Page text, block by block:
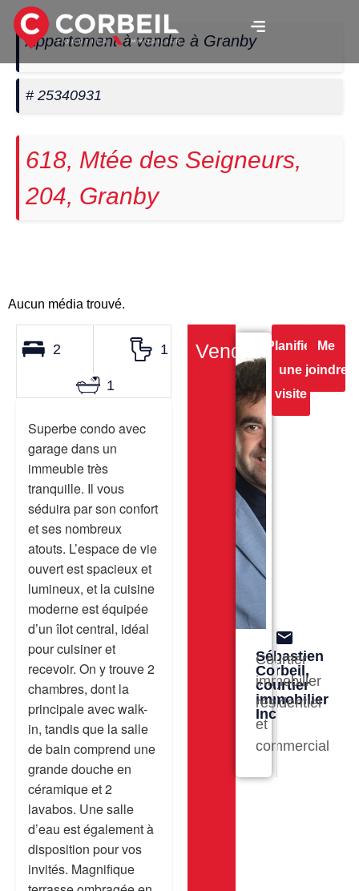
Appartement à vendre à Granby
# 25340931
618, Mtée des Seigneurs,
204, Granby
Aucun média trouvé.
2 1
1
Superbe condo avec
garage dans un
immeuble très
tranquille. Il vous
séduira par son confort
et ses nombreux
atouts. L’espace de vie
ouvert est spacieux et
lumineux, et la cuisine
moderne est équipée
d’un îlot central, idéal
pour cuisiner et
recevoir. On y trouve 2
chambres, dont la
principale avec walk-
in, tandis que la salle
de bain comprend une
grande douche en
céramique et 2
lavabos. Une salle
d’eau est également à
disposition pour vos
invités. Magnifique
Vendu
Sébastien
Corbeil,
courtier
immobilier
Inc
Courtier
immobilier
résidentiel
et
commercial
Planifier
une
visite
Me
joindre